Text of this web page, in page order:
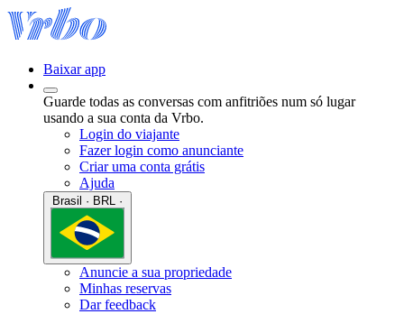
Baixar app
Guarde todas as conversas com anfitriões num só lugar
usando a sua conta da Vrbo.
Login do viajante
Fazer login como anunciante
Criar uma conta grátis
Ajuda
Anuncie a sua propriedade
Minhas reservas
Dar feedback